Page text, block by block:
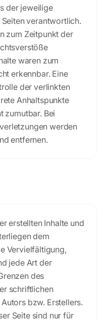
der jeweilige
verantwortlich.
zum Zeitpunkt der
waren zum
erkennbar. Eine
der verlinkten
Anhaltspunkte
zumutbar. Bei
werden
entfernen.
erstellten Inhalte und
dem
Vervielfältigung,
jede Art der
des
schriftlichen
bzw. Erstellers.
Seite sind nur für